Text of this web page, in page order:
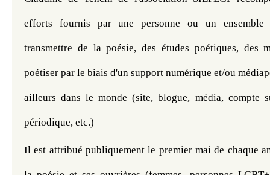
efforts fournis par une personne ou un ensemble
transmettre de la poésie, des études poétiques, des
poétiser par le biais d'un support numérique et/ou
ailleurs dans le monde (site, blogue, média, compte
périodique, etc.)
Il est attribué publiquement le premier mai de chaque